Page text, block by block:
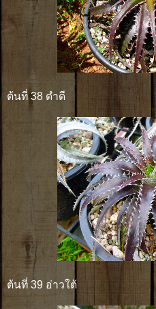
ต้นที่ 38 ดำดี
ต้นที่ 39 อ่าวใต้